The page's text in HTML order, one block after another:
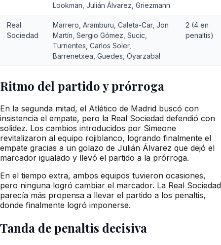
Lookman, Julián Álvarez, Griezmann
Real
Sociedad
Marrero, Aramburu, Caleta-Car, Jon
Martín, Sergio Gómez, Sucic,
Turrientes, Carlos Soler,
Barrenetxea, Guedes, Oyarzabal
2 (4 en
penaltis)
Ritmo del partido y prórroga
En la segunda mitad, el Atlético de Madrid buscó con
insistencia el empate, pero la Real Sociedad defendió con
solidez. Los cambios introducidos por Simeone
revitalizaron al equipo rojiblanco, logrando finalmente el
empate gracias a un golazo de Julián Álvarez que dejó el
marcador igualado y llevó el partido a la prórroga.
En el tiempo extra, ambos equipos tuvieron ocasiones,
pero ninguna logró cambiar el marcador. La Real Sociedad
parecía más propensa a llevar el partido a los penaltis,
donde finalmente logró imponerse.
Tanda de penaltis decisiva